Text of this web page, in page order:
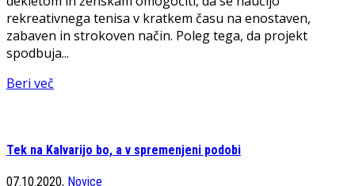
rekreativnega tenisa v kratkem času na enostaven,
zabaven in strokoven način. Poleg tega, da projekt
spodbuja...
Beri več
Tek na Kalvarijo bo, a v spremenjeni podobi
07.10.2020, Novice